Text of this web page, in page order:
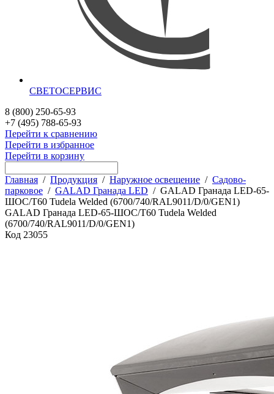
СВЕТОСЕРВИС
8 (800) 250-65-93
+7 (495) 788-65-93
Перейти к сравнению
Перейти в избранное
Перейти в корзину
Главная / Продукция / Наружное освещение / Садово-
парковое / GALAD Гранада LED / GALAD Гранада LED-65-
ШОС/Т60 Tudela Welded (6700/740/RAL9011/D/0/GEN1)
GALAD Гранада LED-65-ШОС/Т60 Tudela Welded
(6700/740/RAL9011/D/0/GEN1)
Код 23055